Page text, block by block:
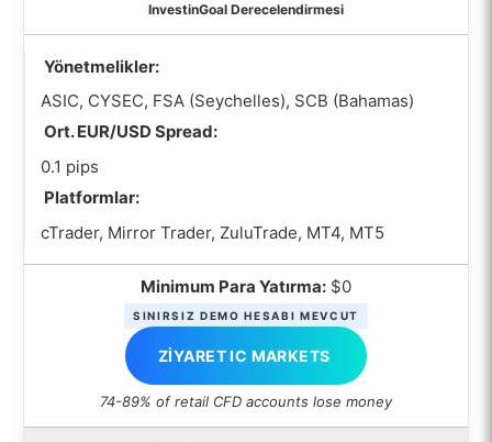
InvestinGoal Derecelendirmesi
Yönetmelikler:
ASIC, CYSEC, FSA (Seychelles), SCB (Bahamas)
Ort. EUR/USD Spread:
0.1 pips
Platformlar:
cTrader, Mirror Trader, ZuluTrade, MT4, MT5
Minimum Para Yatırma: $0
SINIRSIZ DEMO HESABI MEVCUT
ZIYARET IC MARKETS
74-89% of retail CFD accounts lose money